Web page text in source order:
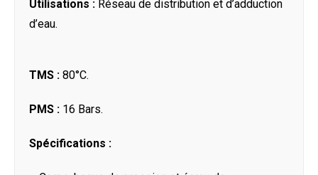
Utilisations : Réseau de distribution et d’adduction
d’eau.
TMS : 80°C.
PMS : 16 Bars.
Spécifications :